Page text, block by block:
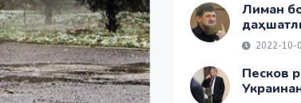
Лиман
2022-10-
Песков